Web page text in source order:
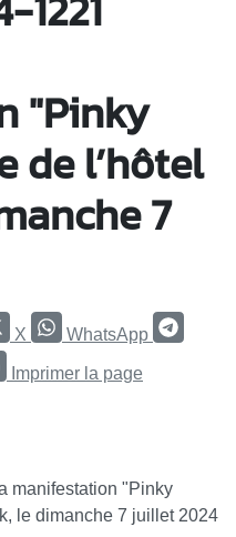
"Pinky
de l’hôtel
7
X WhatsApp
Imprimer la page
manifestation "Pinky
le dimanche 7 juillet 2024